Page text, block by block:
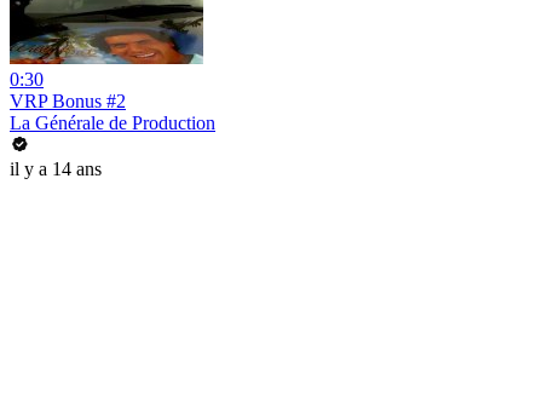
0:30
VRP Bonus #2
La Générale de Production
il y a 14 ans